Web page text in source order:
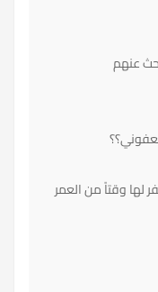
عنهم
وقتاً من العمر